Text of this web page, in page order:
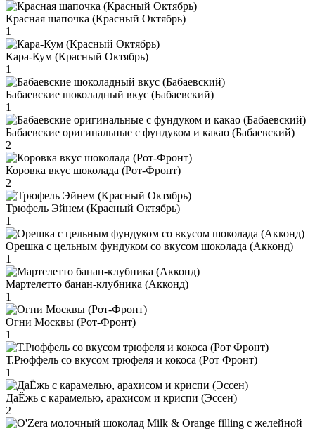
Красная шапочка (Красный Октябрь)
1
Кара-Кум (Красный Октябрь)
1
Бабаевские шоколадный вкус (Бабаевский)
1
Бабаевские оригинальные с фундуком и какао (Бабаевский)
2
Коровка вкус шоколада (Рот-Фронт)
2
Трюфель Эйнем (Красный Октябрь)
1
Орешка с цельным фундуком со вкусом шоколада (Акконд)
1
Мартелетто банан-клубника (Акконд)
1
Огни Москвы (Рот-Фронт)
1
Т.Рюффель со вкусом трюфеля и кокоса (Рот Фронт)
1
ДаЁжь с карамелью, арахисом и криспи (Эссен)
2